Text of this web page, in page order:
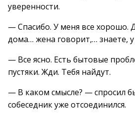
уверенности.
— Спасибо. У меня все хорошо.
дома… жена говорит,… знаете, у
— Все ясно. Есть бытовые
пустяки. Жди. Тебя найдут.
— В каком смысле? — спросил
собеседник уже отсоединился.